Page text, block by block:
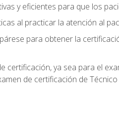
y eficientes para que los
al practicar la atención al
para obtener la
certificación, ya sea para el
de certificación de